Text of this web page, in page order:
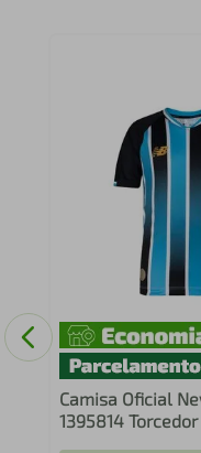
Camisa Oficial
1395814